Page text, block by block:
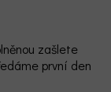
zašlete
první den